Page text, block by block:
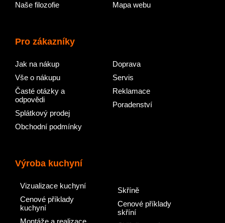
Naše filozofie
Mapa webu
Pro zákazníky
Jak na nákup
Vše o nákupu
Časté otázky a
odpovědi
Splátkový prodej
Obchodní podmínky
Doprava
Servis
Reklamace
Poradenství
Výroba kuchyní
Vizualizace kuchyní
Cenové příklady
kuchyní
Skříně
Cenové příklady
skříní